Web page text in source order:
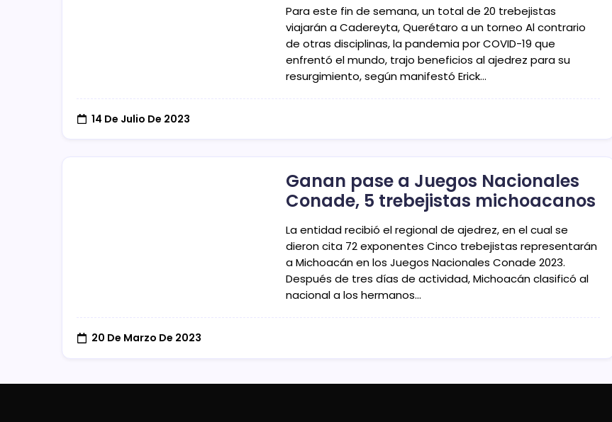
Para este fin de semana, un total de 20 trebejistas
viajarán a Cadereyta, Querétaro a un torneo Al contrario
de otras disciplinas, la pandemia por COVID-19 que
enfrentó el mundo, trajo beneficios al ajedrez para su
resurgimiento, según manifestó Erick…
14 De Julio De 2023
Ganan pase a Juegos Nacionales
Conade, 5 trebejistas michoacanos
La entidad recibió el regional de ajedrez, en el cual se
dieron cita 72 exponentes Cinco trebejistas representarán
a Michoacán en los Juegos Nacionales Conade 2023.
Después de tres días de actividad, Michoacán clasificó al
nacional a los hermanos…
20 De Marzo De 2023